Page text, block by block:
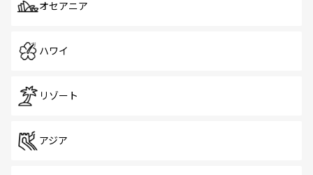
オセアニア
ハワイ
リゾート
アジア